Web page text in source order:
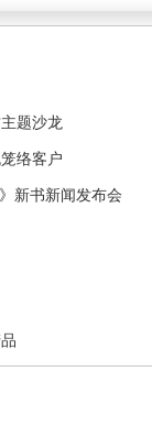
题沙龙
络客户
新书新闻发布会